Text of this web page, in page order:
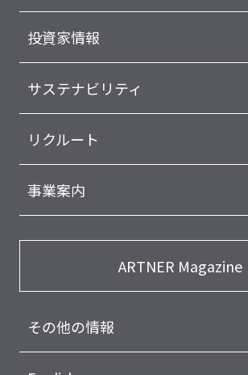
投資家情報
サステナビリティ
リクルート
事業案内
ARTNER Magazine
その他の情報